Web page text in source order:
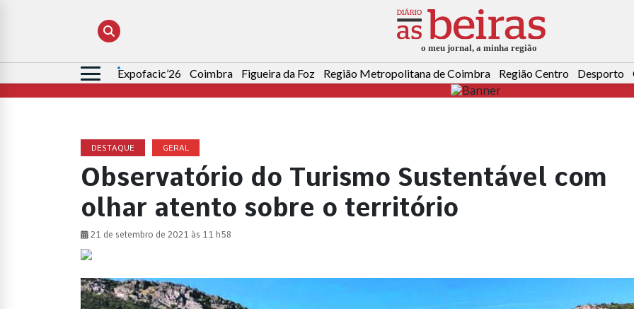
Pesquisar
por:
Expofacic’26 Coimbra Figueira da Foz Região Metropolitana de Coimbra Região Centro Desporto
DESTAQUE GERAL
Observatório do Turismo Sustentável com
olhar atento sobre o território
21 de setembro de 2021 às 11 h58